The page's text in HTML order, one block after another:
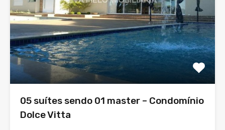
05 suítes sendo 01 master – Condomínio
Dolce Vitta